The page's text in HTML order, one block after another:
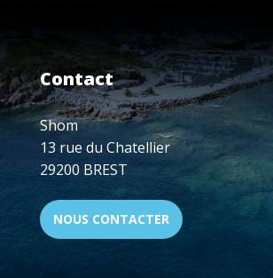
4
ANNÉES
DE
"DÉRISQUAGE"
DES
ZONES
D'IMPLANTATION
DES
PARCS
Contact
Shom
13 rue du Chatellier
29200 BREST
NOUS CONTACTER